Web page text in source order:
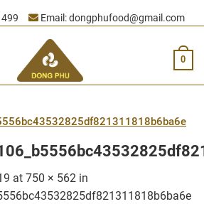
Email:dongphufood@gmail.com
0
at 750 × 562 in